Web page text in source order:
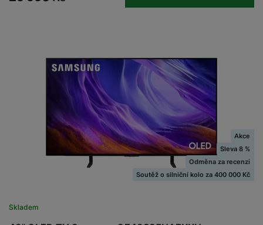
Skladem
Akce
Sleva 8 %
Odměna za recenzi
Soutěž o silniční kolo za 400 000 Kč